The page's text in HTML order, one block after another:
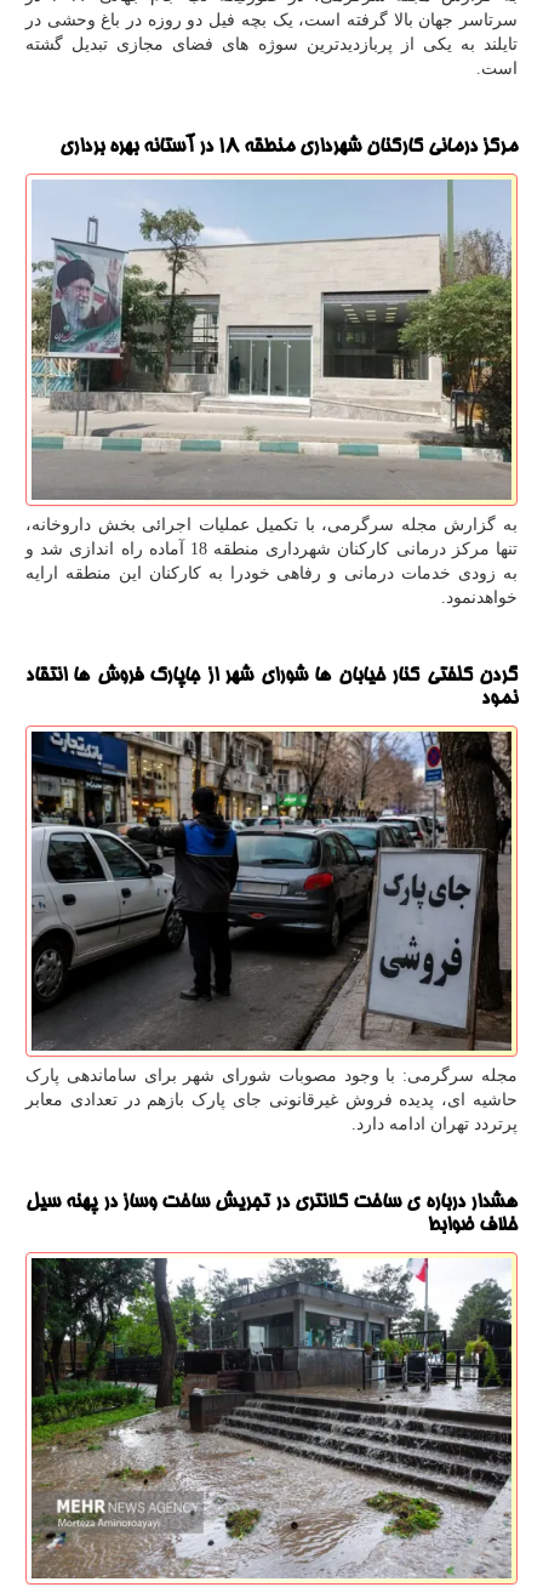
سرتاسر جهان بالا گرفته است، یک بچه فیل دو روزه در باغ وحشی در
تایلند به یکی از پربازدیدترین سوژه های فضای مجازی تبدیل گشته
است.
مرکز درمانی کارکنان شهرداری منطقه ۱۸ در آستانه بهره برداری
به گزارش مجله سرگرمی، با تکمیل عملیات اجرائی بخش داروخانه،
تنها مرکز درمانی کارکنان شهرداری منطقه 18 آماده راه اندازی شد و
به زودی خدمات درمانی و رفاهی خودرا به کارکنان این منطقه ارایه
خواهدنمود.
گردن کلفتی کنار خیابان ها شورای شهر از جاپارک فروش ها انتقاد
نمود
مجله سرگرمی: با وجود مصوبات شورای شهر برای ساماندهی پارک
حاشیه ای، پدیده فروش غیرقانونی جای پارک بازهم در تعدادی معابر
پرتردد تهران ادامه دارد.
هشدار درباره ی ساخت کلانتری در تجریش ساخت وساز در پهنه سیل
خلاف ضوابط